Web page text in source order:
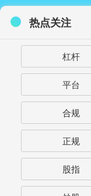
热点关注
杠杆
平台
合规
正规
股指